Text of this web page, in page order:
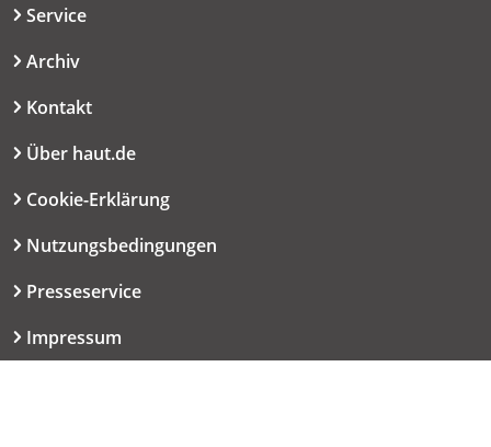
Service
Archiv
Kontakt
Über haut.de
Cookie-Erklärung
Nutzungsbedingungen
Presseservice
Impressum